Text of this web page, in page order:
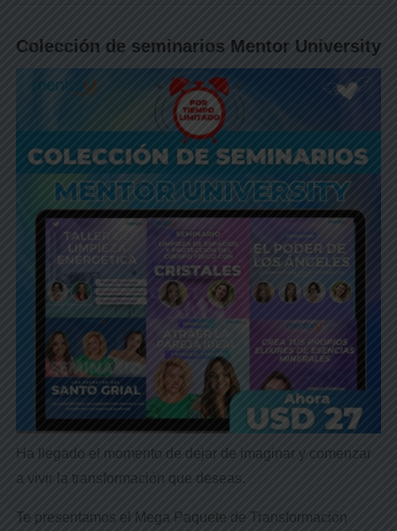
Colección de seminarios Mentor University
Ha llegado el momento de dejar de imaginar y comenzar
a vivir la transformación que deseas.
Te presentamos el Mega Paquete de Transformación